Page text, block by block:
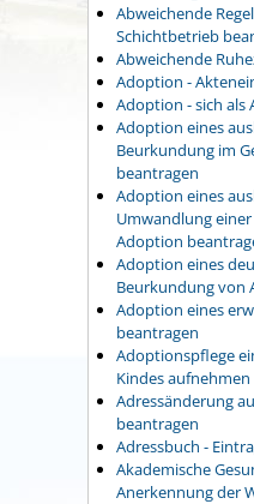
Abweichende
Schichtbetrieb
Abweichende
Adoption -
Adoption - sich
Adoption eines
Beurkundung im
beantragen
Adoption eines
Umwandlung
Adoption
Adoption eines
Beurkundung von
Adoption eines
beantragen
Adoptionspflege
Kindes aufnehmen
Adressänderung
beantragen
Adressbuch -
Akademische
Anerkennung der